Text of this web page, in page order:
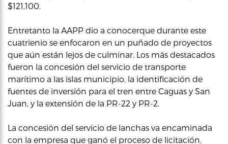
$121,100.
Entretanto la AAPP dio a conocerque durante este
cuatrienio se enfocaron en un puñado de proyectos
que aún están lejos de culminar. Los más destacados
fueron la concesión del servicio de transporte
marítimo a las islas municipio, la identificación de
fuentes de inversión para el tren entre Caguas y San
Juan, y la extensión de la PR-22 y PR-2.
La concesión del servicio de lanchas va encaminada
con la empresa que ganó el proceso de licitación,